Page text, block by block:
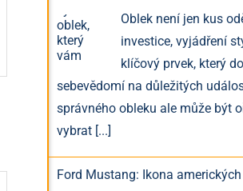
Oblek není jen kus
investice, vyjádření
klíčový prvek, který
sebevědomí na důležitých
správného obleku ale může být
vybrat [...]
Ford Mustang: Ikona